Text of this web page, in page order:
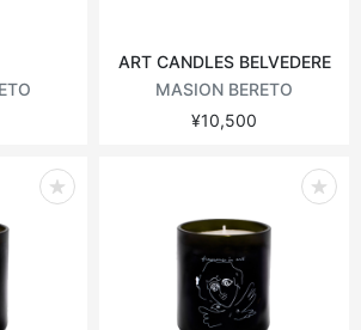
ART CANDLES BELVEDERE
MASION BERETO
¥10,500